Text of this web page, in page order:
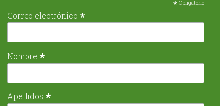
* Obligatorio
Correo electrónico *
Nombre *
Apellidos *